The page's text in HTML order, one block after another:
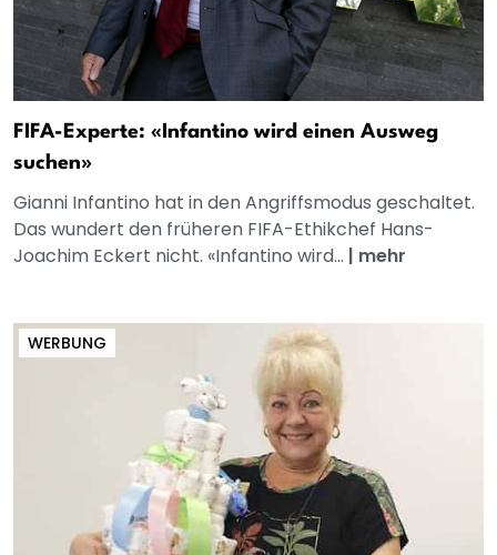
FIFA-Experte: «Infantino wird einen Ausweg
suchen»
Gianni Infantino hat in den Angriffsmodus geschaltet.
Das wundert den früheren FIFA-Ethikchef Hans-
Joachim Eckert nicht. «Infantino wird... | mehr
WERBUNG